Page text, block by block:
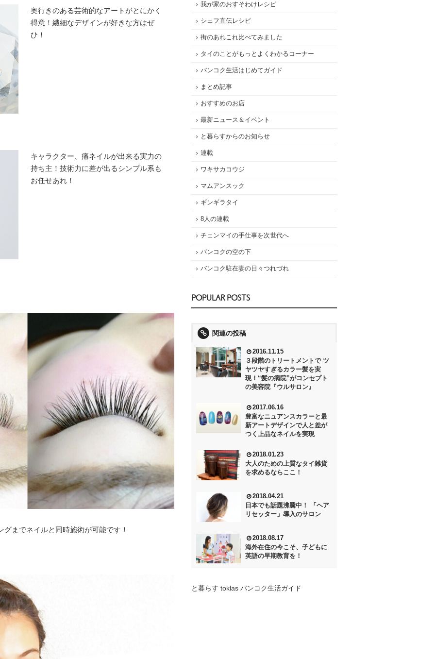
奥行きのある芸術的なアートがとにかく
得意！繊細なデザインが好きな方はぜ
ひ！
キャラクター、痛ネイルが出来る実力の
持ち主！技術力に差が出るシンプル系も
お任せあれ！
までネイルと同時施術が可能です！
我が家のおすそわけレシピ
シェフ直伝レシピ
街のあれこれ比べてみました
タイのことがもっとよくわかるコーナー
バンコク生活はじめてガイド
まとめ記事
おすすめのお店
最新ニュース＆イベント
と暮らすからのお知らせ
連載
ワキサカコウジ
マムアンスック
ギンギラタイ
8人の連載
チェンマイの手仕事を次世代へ
バンコクの空の下
バンコク駐在妻の日々つれづれ
POPULAR POSTS
関連の投稿
2016.11.15
３段階のトリートメントで ツ
ヤツヤすぎるカラー髪を実
現！“髪の病院”がコンセプト
の美容院『ウルサロン』
2017.06.16
豊富なニュアンスカラーと最
新アートデザインで人と差が
つく上品なネイルを実現
2018.01.23
大人のための上質なタイ雑貨
を求めるならここ！
2018.04.21
日本でも話題沸騰中！ 「ヘア
リセッター」導入のサロン
2018.08.17
海外在住の今こそ、子どもに
英語の早期教育を！
と暮らす toklas バンコク生活ガイド